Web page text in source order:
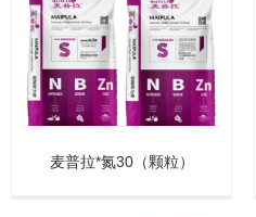
麦普拉*氮30（颗粒）